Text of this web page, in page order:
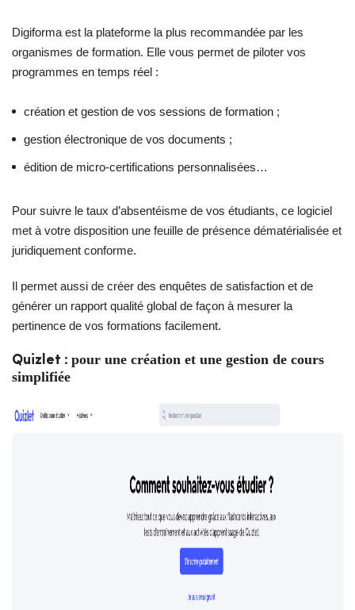
Digiforma est la plateforme la plus recommandée par les
organismes de formation. Elle vous permet de piloter vos
programmes en temps réel :
création et gestion de vos sessions de formation ;
gestion électronique de vos documents ;
édition de micro-certifications personnalisées…
Pour suivre le taux d’absentéisme de vos étudiants, ce logiciel
met à votre disposition une feuille de présence dématérialisée et
juridiquement conforme.
Il permet aussi de créer des enquêtes de satisfaction et de
générer un rapport qualité global de façon à mesurer la
pertinence de vos formations facilement.
Quizlet : pour une création et une gestion de cours
simplifiée